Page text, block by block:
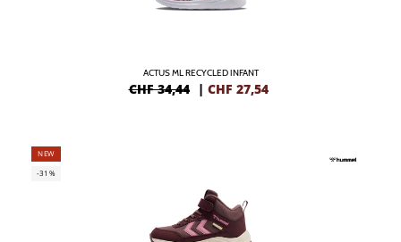
ACTUS ML RECYCLED INFANT
CHF 34,44 | CHF 27,54
NEW
-31%